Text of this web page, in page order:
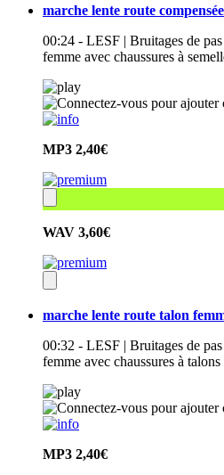
marche lente route
00:24 - LESF | Bruitages de
femme avec chaussures à
MP3 2,40€
WAV 3,60€
marche lente route talon
00:32 - LESF | Bruitages de
femme avec chaussures à
MP3 2,40€